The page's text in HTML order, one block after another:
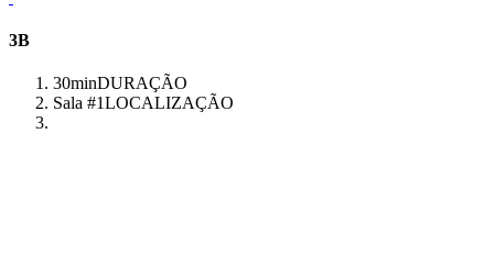
3B
30minDURAÇÃO
Sala #1LOCALIZAÇÃO